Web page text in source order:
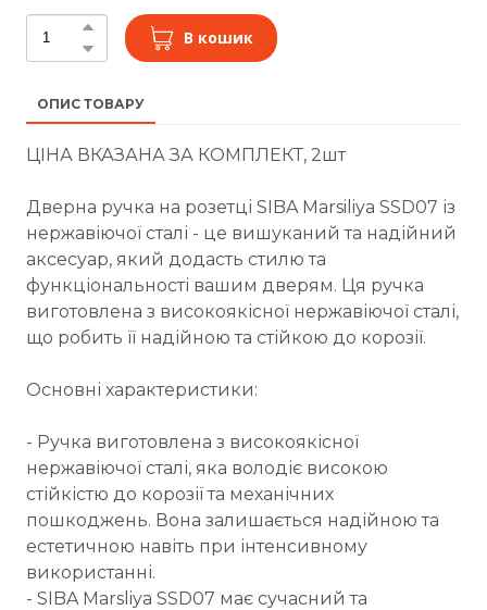
В кошик
ОПИС ТОВАРУ
ЦІНА ВКАЗАНА ЗА КОМПЛЕКТ, 2шт
Дверна ручка на розетці SIBA Marsiliya SSD07 із
нержавіючої сталі - це вишуканий та надійний
аксесуар, який додасть стилю та
функціональності вашим дверям. Ця ручка
виготовлена з високоякісної нержавіючої сталі,
що робить її надійною та стійкою до корозії.
Основні характеристики:
- Ручка виготовлена з високоякісної
нержавіючої сталі, яка володіє високою
стійкістю до корозії та механічних
пошкоджень. Вона залишається надійною та
естетичною навіть при інтенсивному
використанні.
- SIBA Marsliya SSD07 має сучасний та